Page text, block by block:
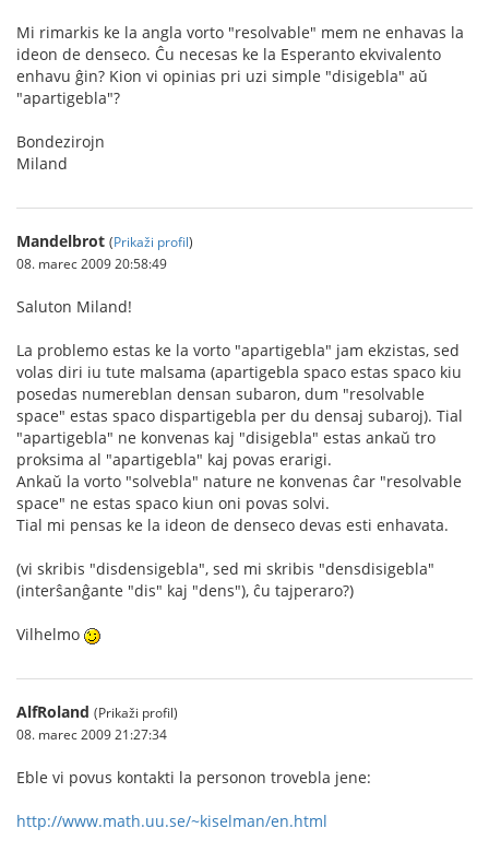
Mi rimarkis ke la angla vorto "resolvable" mem ne enhavas la
ideon de denseco. Ĉu necesas ke la Esperanto ekvivalento
enhavu ĝin? Kion vi opinias pri uzi simple "disigebla" aŭ
"apartigebla"?
Bondezirojn
Miland
Mandelbrot (Prikaži profil)
08. marec 2009 20:58:49
Saluton Miland!
La problemo estas ke la vorto "apartigebla" jam ekzistas, sed
volas diri iu tute malsama (apartigebla spaco estas spaco kiu
posedas numereblan densan subaron, dum "resolvable
space" estas spaco dispartigebla per du densaj subaroj). Tial
"apartigebla" ne konvenas kaj "disigebla" estas ankaŭ tro
proksima al "apartigebla" kaj povas erarigi.
Ankaŭ la vorto "solvebla" nature ne konvenas ĉar "resolvable
space" ne estas spaco kiun oni povas solvi.
Tial mi pensas ke la ideon de denseco devas esti enhavata.
(vi skribis "disdensigebla", sed mi skribis "densdisigebla"
(interŝanĝante "dis" kaj "dens"), ĉu tajperaro?)
Vilhelmo
AlfRoland (Prikaži profil)
08. marec 2009 21:27:34
Eble vi povus kontakti la personon trovebla jene:
http://www.math.uu.se/~kiselman/en.html